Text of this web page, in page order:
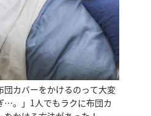
団カバーをかけるのって大変
…。」1人でもラクに布団カ